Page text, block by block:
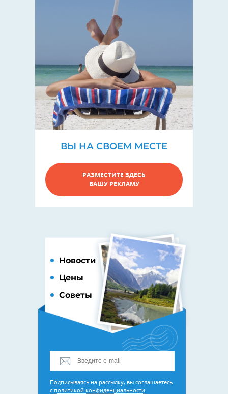
ВЫ НА СВОЕМ МЕСТЕ
РАЗМЕСТИТЕ ЗДЕСЬ
ВАШУ РЕКЛАМУ
Новости
Цены
Советы
Подписываясь на рассылку, вы соглашаетесь
с политикой конфиденциальности